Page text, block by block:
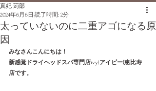
太っていないのに二重アゴになる原
因
真妃 苅部
2024年6月6日 読了時間: 2分
みなさんこんにちは！
新感覚ドライヘッドスパ専門店ivy(アイビー)恵比寿
店です。